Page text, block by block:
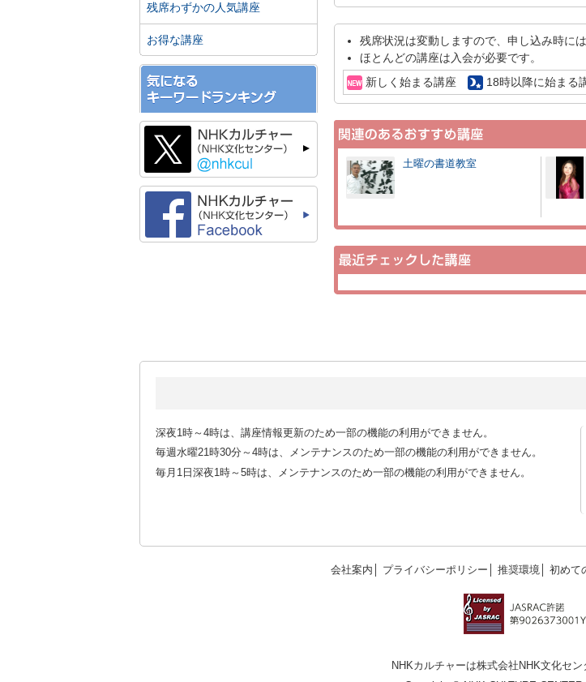
残席状況は変動しますので、申し込み時に
ほとんどの講座は入会が必要です。
新しく始まる講座
18時以降に始まる
土曜の書道教室
残席わずかの人気講座
お得な講座
深夜1時～4時は、講座情報更新のため一部の機能の利用ができません。
毎週水曜21時30分～4時は、メンテナンスのため一部の機能の利用ができません。
毎月1日深夜1時～5時は、メンテナンスのため一部の機能の利用ができません。
会社案内 プライバシーポリシー 推奨環境 初めて
NHKカルチャーは株式会社NHK文化セン